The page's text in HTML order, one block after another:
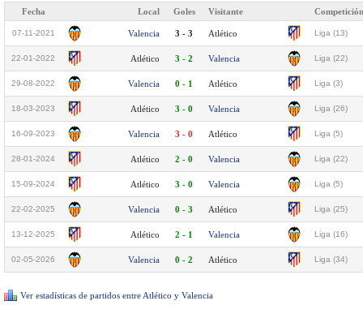
Fecha Local Goles Visitante Competición
07-11-2021 Valencia 3 - 3 Atlético Liga (13)
22-01-2022 Atlético 3 - 2 Valencia Liga (22)
29-08-2022 Valencia 0 - 1 Atlético Liga (3)
18-03-2023 Atlético 3 - 0 Valencia Liga (26)
16-09-2023 Valencia 3 - 0 Atlético Liga (5)
28-01-2024 Atlético 2 - 0 Valencia Liga (22)
15-09-2024 Atlético 3 - 0 Valencia Liga (5)
22-02-2025 Valencia 0 - 3 Atlético Liga (25)
13-12-2025 Atlético 2 - 1 Valencia Liga (16)
02-05-2026 Valencia 0 - 2 Atlético Liga (34)
Ver estadísticas de partidos entre Atlético y Valencia